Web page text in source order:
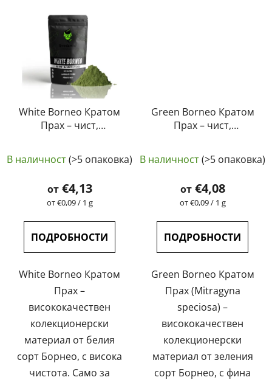
White Borneo Кратом
Прах – чист,
| GreenGuru
оценка
на
продукта
4,5
звезди.
В наличност(>5 опаковка)
от€4,13
Измерване
цената:
от €0,09 / 1 g
ПОДРОБНОСТИ
White Borneo Кратом
Прах –
висококачествен
колекционерски
материал от белия
сорт Борнео, с висока
чистота. Само за
Green Borneo Кратом
Прах – чист,
| GreenGuru
оценка
на
продукта
5,0
звезди.
В наличност(>5 опаковка)
от€4,08
Измерване
цената:
от €0,09 / 1 g
ПОДРОБНОСТИ
Green Borneo Кратом
Прах (Mitragyna
speciosa) –
висококачествен
колекционерски
материал от зеления
сорт Борнео, с фина